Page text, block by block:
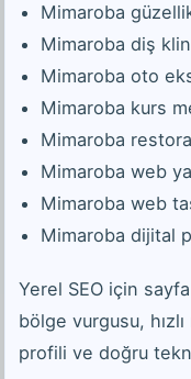
Mimaroba
Mimaroba diş
Mimaroba oto
Mimaroba kurs
Mimaroba
Mimaroba web
Mimaroba web
Mimaroba dijital
Yerel SEO için sayfa
bölge vurgusu,
profili ve doğru